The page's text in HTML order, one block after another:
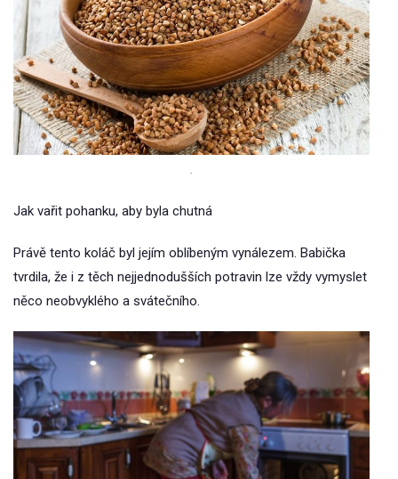
.
Jak vařit pohanku, aby byla chutná
Právě tento koláč byl jejím oblíbeným vynálezem. Babička
tvrdila, že i z těch nejjednodušších potravin lze vždy vymyslet
něco neobvyklého a svátečního.